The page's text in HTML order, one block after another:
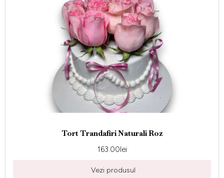
Tort Trandafiri Naturali Roz
163.00lei
Vezi produsul